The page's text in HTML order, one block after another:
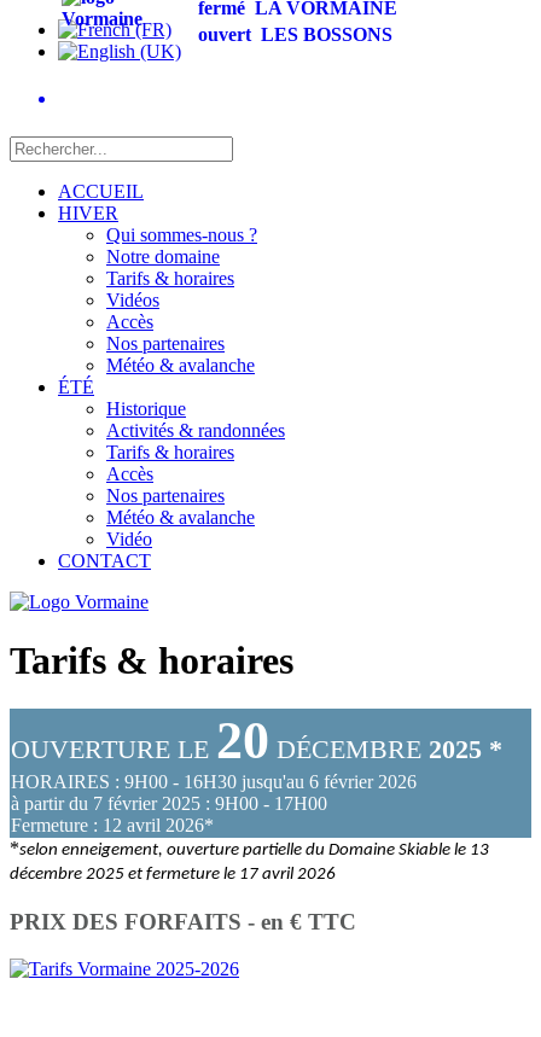
fermé LA VORMAINE
ouvert LES BOSSONS
ACCUEIL
HIVER
Qui sommes-nous ?
Notre domaine
Tarifs & horaires
Vidéos
Accès
Nos partenaires
Météo & avalanche
ÉTÉ
Historique
Activités & randonnées
Tarifs & horaires
Accès
Nos partenaires
Météo & avalanche
Vidéo
CONTACT
Tarifs & horaires
OUVERTURE LE 20 DÉCEMBRE 2025 *
HORAIRES : 9H00 - 16H30 jusqu'au 6 février 2026
à partir du 7 février 2025 : 9H00 - 17H00
Fermeture : 12 avril 2026*
*selon enneigement, ouverture partielle du Domaine Skiable le 13
décembre 2025 et fermeture le 17 avril 2026
PRIX DES FORFAITS - en € TTC